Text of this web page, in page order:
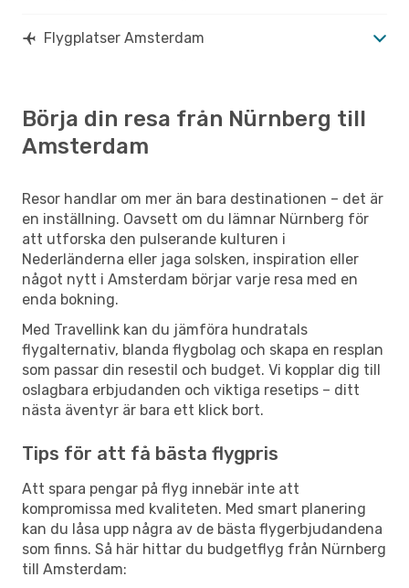
Flygplatser Amsterdam
Börja din resa från Nürnberg till
Amsterdam
Resor handlar om mer än bara destinationen – det är
en inställning. Oavsett om du lämnar Nürnberg för
att utforska den pulserande kulturen i
Nederländerna eller jaga solsken, inspiration eller
något nytt i Amsterdam börjar varje resa med en
enda bokning.
Med Travellink kan du jämföra hundratals
flygalternativ, blanda flygbolag och skapa en resplan
som passar din resestil och budget. Vi kopplar dig till
oslagbara erbjudanden och viktiga resetips – ditt
nästa äventyr är bara ett klick bort.
Tips för att få bästa flygpris
Att spara pengar på flyg innebär inte att
kompromissa med kvaliteten. Med smart planering
kan du låsa upp några av de bästa flygerbjudandena
som finns. Så här hittar du budgetflyg från Nürnberg
till Amsterdam: